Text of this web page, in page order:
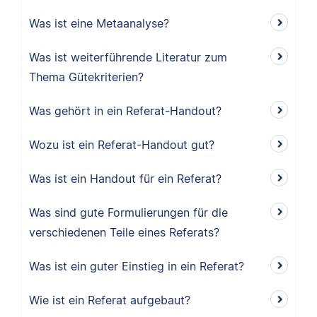
Was ist eine Metaanalyse?
Was ist weiterführende Literatur zum
Thema Gütekriterien?
Was gehört in ein Referat-Handout?
Wozu ist ein Referat-Handout gut?
Was ist ein Handout für ein Referat?
Was sind gute Formulierungen für die
verschiedenen Teile eines Referats?
Was ist ein guter Einstieg in ein Referat?
Wie ist ein Referat aufgebaut?